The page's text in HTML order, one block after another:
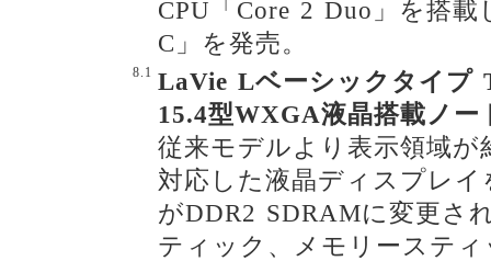
CPU「Core 2 Duo」を搭
C」を発売。
8.1 LaVie Lベーシックタイプ
15.4型WXGA液晶搭載ノー
従来モデルより表示領域
対応した液晶ディスプレ
がDDR2 SDRAMに変更さ
ティック、メモリーステ